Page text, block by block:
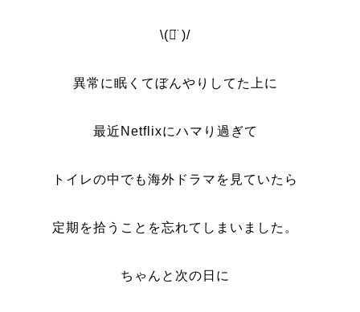
\‪(ᯅ̈ )/
異常に眠くてぼんやりしてた上に
最近Netflixにハマり過ぎて
トイレの中でも海外ドラマを見ていたら
定期を拾うことを忘れてしまいました。
ちゃんと次の日に